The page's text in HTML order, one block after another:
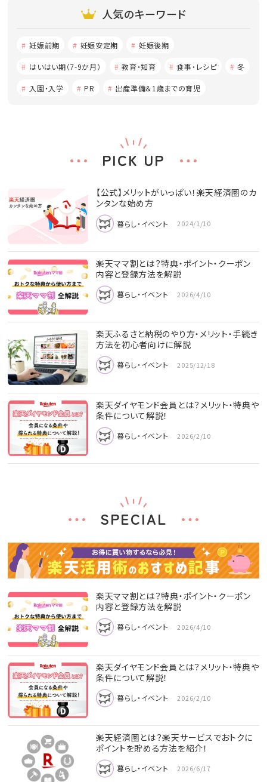
人気のキーワード
妊娠前期 妊娠安定期 妊娠後期
はいはい期（7-9か月） 教育・知育 食事・レシピ 冬
入園・入学 PR 出産準備＆1歳までの育児
PICK UP
【公式】メリットがいっぱい！楽天経済圏のカ
ンタンな始め方
暮らし・イベント 2024/1/10
楽天ママ割とは？特典・ポイント・クーポン
内容と登録方法を解説
暮らし・イベント 2026/4/10
楽天ふるさと納税のやり方・メリット・手続き
方法を初心者向けに解説
暮らし・イベント 2025/12/18
楽天ダイヤモンド会員とは？メリット・特典や
条件について解説！
暮らし・イベント 2026/2/10
SPECIAL
楽天ママ割とは？特典・ポイント・クーポン
内容と登録方法を解説
暮らし・イベント 2026/4/10
楽天ダイヤモンド会員とは？メリット・特典や
条件について解説！
暮らし・イベント 2026/2/10
楽天経済圏とは？楽天サービスでおトクに
ポイントを貯める方法を紹介！
暮らし・イベント 2026/6/17